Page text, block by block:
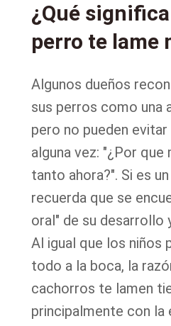
¿Qué
perro te lame
Algunos dueños
sus perros como una
pero no pueden
alguna vez: "¿Por
tanto ahora?". Si es
recuerda que se
oral" de su desarrollo
Al igual que los niños
todo a la boca, la
cachorros te lamen
principalmente con la